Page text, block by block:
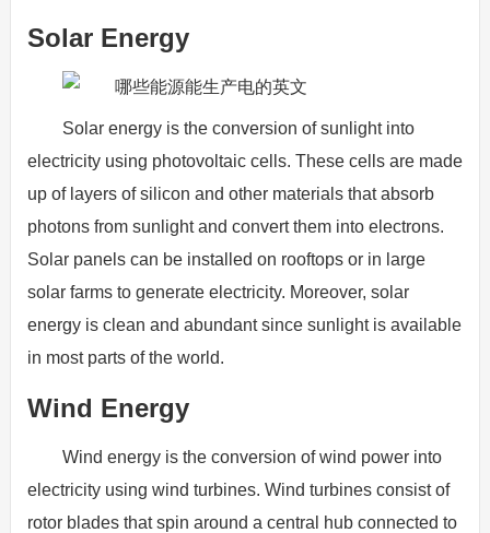
Solar Energy
Solar energy is the conversion of sunlight into
electricity using photovoltaic cells. These cells are made
up of layers of silicon and other materials that absorb
photons from sunlight and convert them into electrons.
Solar panels can be installed on rooftops or in large
solar farms to generate electricity. Moreover, solar
energy is clean and abundant since sunlight is available
in most parts of the world.
Wind Energy
Wind energy is the conversion of wind power into
electricity using wind turbines. Wind turbines consist of
rotor blades that spin around a central hub connected to